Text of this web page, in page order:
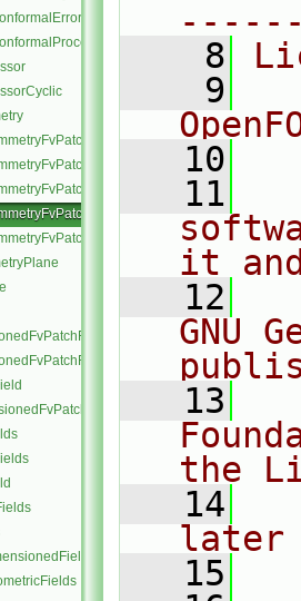
    8
    9
   10
   11
it
   12
GNU
   13
the
   14
later
   15